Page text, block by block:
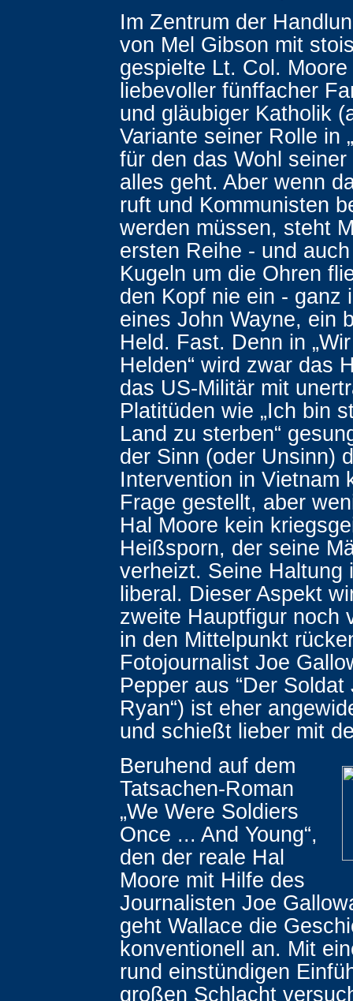
Im Zentrum der
von Mel Gibson mit
gespielte Lt. Col.
liebevoller fünffacher
und gläubiger Katholik
Variante seiner Rolle in
für den das Wohl
alles geht. Aber wenn
ruft und Kommunisten
werden müssen, steht
ersten Reihe - und
Kugeln um die Ohren
den Kopf nie ein - ganz
eines John Wayne, ein
Held. Fast. Denn in
Helden“ wird zwar das
das US-Militär mit
Platitüden wie „Ich bin
Land zu sterben“
der Sinn (oder Unsinn)
Intervention in Vietnam
Frage gestellt, aber
Hal Moore kein
Heißsporn, der seine
verheizt. Seine Haltung
liberal. Dieser Aspekt
zweite Hauptfigur noch
in den Mittelpunkt
Fotojournalist Joe
Pepper aus “Der Soldat
Ryan“) ist eher
und schießt lieber mit
Beruhend auf dem
Tatsachen-Roman
„We Were Soldiers
Once ... And Young“,
den der reale Hal
Moore mit Hilfe des
Journalisten Joe
geht Wallace die
konventionell an. Mit
rund einstündigen
großen Schlacht